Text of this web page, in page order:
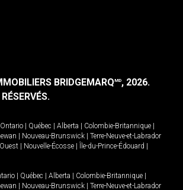
BRIDGEMARQMD, 2026.
Ontario Québec Alberta Colombie-Britannique
Nouveau-Brunswick
Terre-Neuve-et-Labrador
Nouvelle-Écosse Île-du-Prince-Édouard
Québec Alberta Colombie-Britannique
Nouveau-Brunswick
Terre-Neuve-et-Labrador